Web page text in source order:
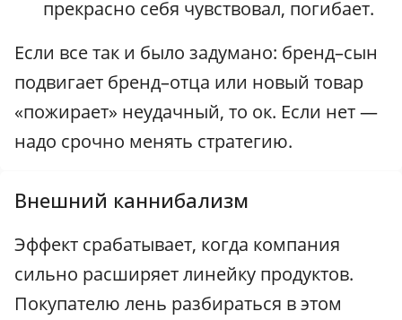
прекрасно себя чувствовал, погибает.
Если все так и было задумано: бренд–сын
подвигает бренд–отца или новый товар
«пожирает» неудачный, то ок. Если нет —
надо срочно менять стратегию.
Внешний каннибализм
Эффект срабатывает, когда компания
сильно расширяет линейку продуктов.
Покупателю лень разбираться в этом